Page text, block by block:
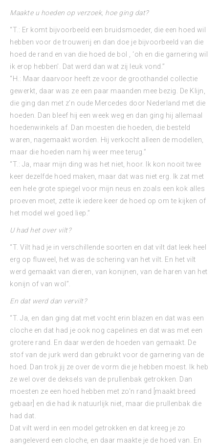
Maakte u hoeden op verzoek, hoe ging dat?
“T.: Er komt bijvoorbeeld een bruidsmoeder, die een hoed wil
hebben voor de trouwerij en dan doe je bijvoorbeeld van die
hoed de rand en van die hoed de bol , ‘oh en die garnering wil
ik erop hebben’. Dat werd dan wat zij leuk vond.”
“H.: Maar daarvoor heeft ze voor de groothandel collectie
gewerkt, daar was ze een paar maanden mee bezig. De Klijn,
die ging dan met z’n oude Mercedes door Nederland met die
hoeden. Dan bleef hij een week weg en dan ging hij allemaal
hoedenwinkels af. Dan moesten die hoeden, die besteld
waren, nagemaakt worden. Hij verkocht alleen de modellen,
maar die hoeden nam hij weer mee terug.”
“T.: Ja, maar mijn ding was het niet, hoor. Ik kon nooit twee
keer dezelfde hoed maken, maar dat was niet erg. Ik zat met
een hele grote spiegel voor mijn neus en zoals een kok alles
proeven moet, zette ik iedere keer de hoed op om te kijken of
het model wel goed liep.”
U had het over vilt?
“T. Vilt had je in verschillende soorten en dat vilt dat leek heel
erg op fluweel, het was de schering van het vilt. En het vilt
werd gemaakt van dieren, van konijnen, van de haren van het
konijn of van wol”.
En dat werd dan vervilt?
“T. Ja, en dan ging dat met vocht erin blazen en dat was een
cloche en dat had je ook nog capelines en dat was met een
grotere rand. En daar werden de hoeden van gemaakt. De
stof van de jurk werd dan gebruikt voor de garnering van de
hoed. Dan trok jij ze over de vorm die je hebben moest. Ik heb
ze wel over de deksels van de prullenbak getrokken. Dan
moesten ze een hoed hebben met zo’n rand [maakt breed
gebaar] en die had ik natuurlijk niet, maar die prullenbak die
had dat.
Dat vilt werd in een model getrokken en dat kreeg je zo
aangeleverd een cloche, en daar maakte je de hoed van. En